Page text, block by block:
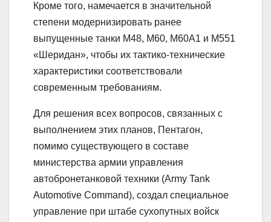
Кроме того, намечается в значительной
степени модернизировать ранее
выпущенные танки М48, М60, М60А1 и М551
«Шеридан», чтобы их тактико-технические
характеристики соответствовали
современным требованиям.
Для решения всех вопросов, связанных с
выполнением этих планов, Пентагон,
помимо существующего в составе
министерства армии управления
автобронетанковой техники (Army Tank
Automotive Command), создал специальное
управление при штабе сухопутных войск